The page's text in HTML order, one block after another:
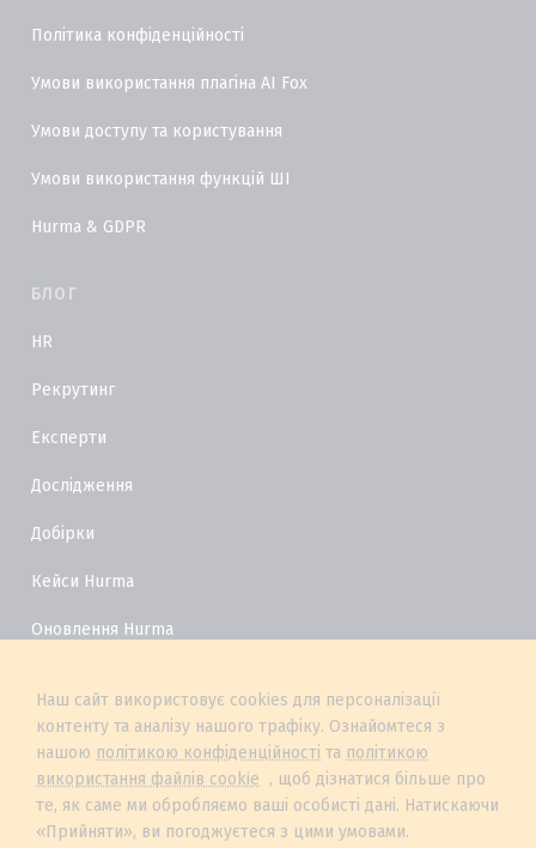
Політика конфіденційності
Умови використання плагіна AI Fox
Умови доступу та користування
Умови використання функцій ШІ
Hurma & GDPR
БЛОГ
HR
Рекрутинг
Експерти
Дослідження
Добірки
Кейси Hurma
Оновлення Hurma
Наш сайт використовує cookies для персоналізації
контенту та аналізу нашого трафіку. Ознайомтеся з
нашою політикою конфіденційності та політикою
використання файлів cookie , щоб дізнатися більше про
те, як саме ми обробляємо ваші особисті дані. Натискаючи
«Прийняти», ви погоджуєтеся з цими умовами.